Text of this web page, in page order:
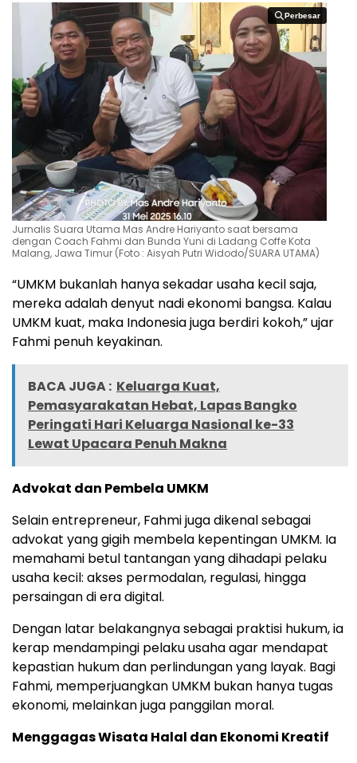
Perbesar
Perbesar
Jurnalis Suara Utama Mas Andre Hariyanto saat bersama
dengan Coach Fahmi dan Bunda Yuni di Ladang Coffe Kota
Malang, Jawa Timur (Foto : Aisyah Putri Widodo/SUARA UTAMA)
“UMKM bukanlah hanya sekadar usaha kecil saja,
mereka adalah denyut nadi ekonomi bangsa. Kalau
UMKM kuat, maka Indonesia juga berdiri kokoh,” ujar
Fahmi penuh keyakinan.
BACA JUGA : Keluarga Kuat,
Pemasyarakatan Hebat, Lapas Bangko
Peringati Hari Keluarga Nasional ke-33
Lewat Upacara Penuh Makna
Advokat dan Pembela UMKM
Selain entrepreneur, Fahmi juga dikenal sebagai
advokat yang gigih membela kepentingan UMKM. Ia
memahami betul tantangan yang dihadapi pelaku
usaha kecil: akses permodalan, regulasi, hingga
persaingan di era digital.
Dengan latar belakangnya sebagai praktisi hukum, ia
kerap mendampingi pelaku usaha agar mendapat
kepastian hukum dan perlindungan yang layak. Bagi
Fahmi, memperjuangkan UMKM bukan hanya tugas
ekonomi, melainkan juga panggilan moral.
Menggagas Wisata Halal dan Ekonomi Kreatif